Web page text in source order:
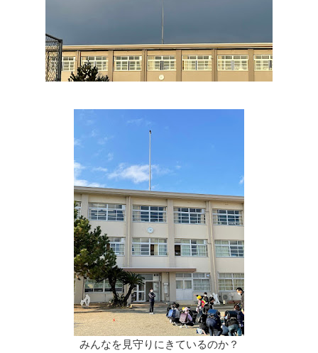
みんなを見守りにきているのか？